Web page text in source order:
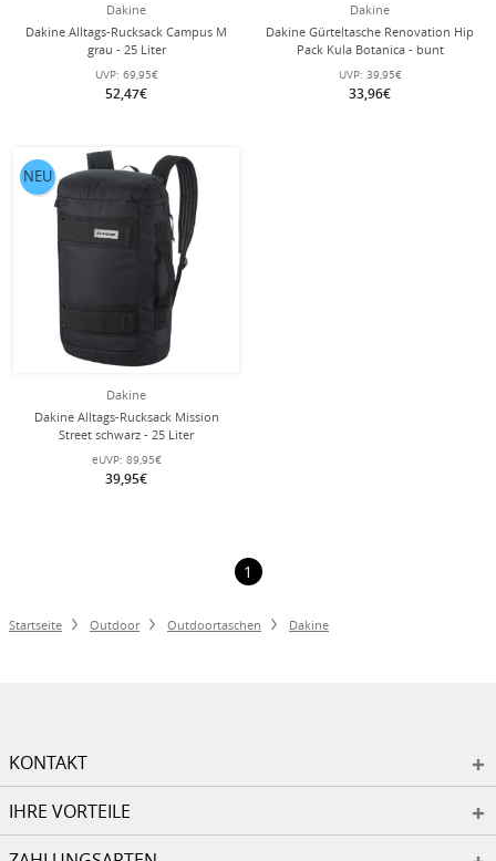
Dakine
Dakine Alltags-Rucksack Campus M
grau - 25 Liter
UVP: 69,95€
52,47€
Dakine
Dakine Gürteltasche Renovation Hip
Pack Kula Botanica - bunt
UVP: 39,95€
33,96€
Dakine
Dakine Alltags-Rucksack Mission
Street schwarz - 25 Liter
eUVP: 89,95€
39,95€
NEU
1
Startseite Outdoor Outdoortaschen Dakine
KONTAKT
IHRE VORTEILE